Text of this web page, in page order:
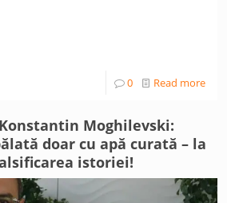
0 Read more
Moghilevski:
doar cu apă curată – la
istoriei!